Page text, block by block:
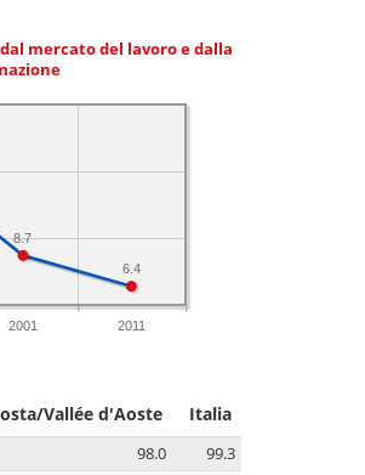
mercato del lavoro e dalla
2001 2011
6.4
8.7
Vallée d'Aoste Italia
98.0
99.3